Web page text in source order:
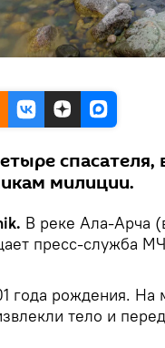
спасателя,
милиции.
В реке Ала-Арча
пресс-служба
года рождения. На
тело и